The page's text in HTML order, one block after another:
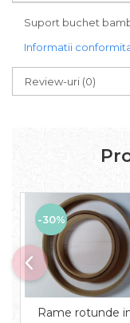
Suport buchet
Informatii
Review-uri (0)
-30%
Rame rotunde